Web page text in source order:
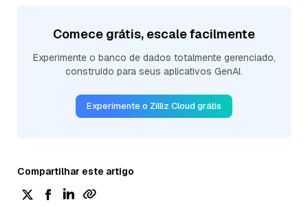
Comece grátis, escale facilmente
Experimente o banco de dados totalmente gerenciado,
construído para seus aplicativos GenAI.
Experimente o Zilliz Cloud grátis
Compartilhar este artigo